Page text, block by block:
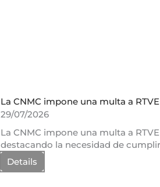
La CNMC impone una multa a
29/07/2026
La CNMC impone una multa a
destacando la necesidad de
Details